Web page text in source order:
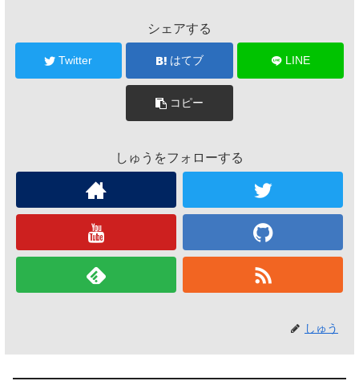
シェアする
Twitter はてブ LINE
コピー
しゅうをフォローする
しゅう